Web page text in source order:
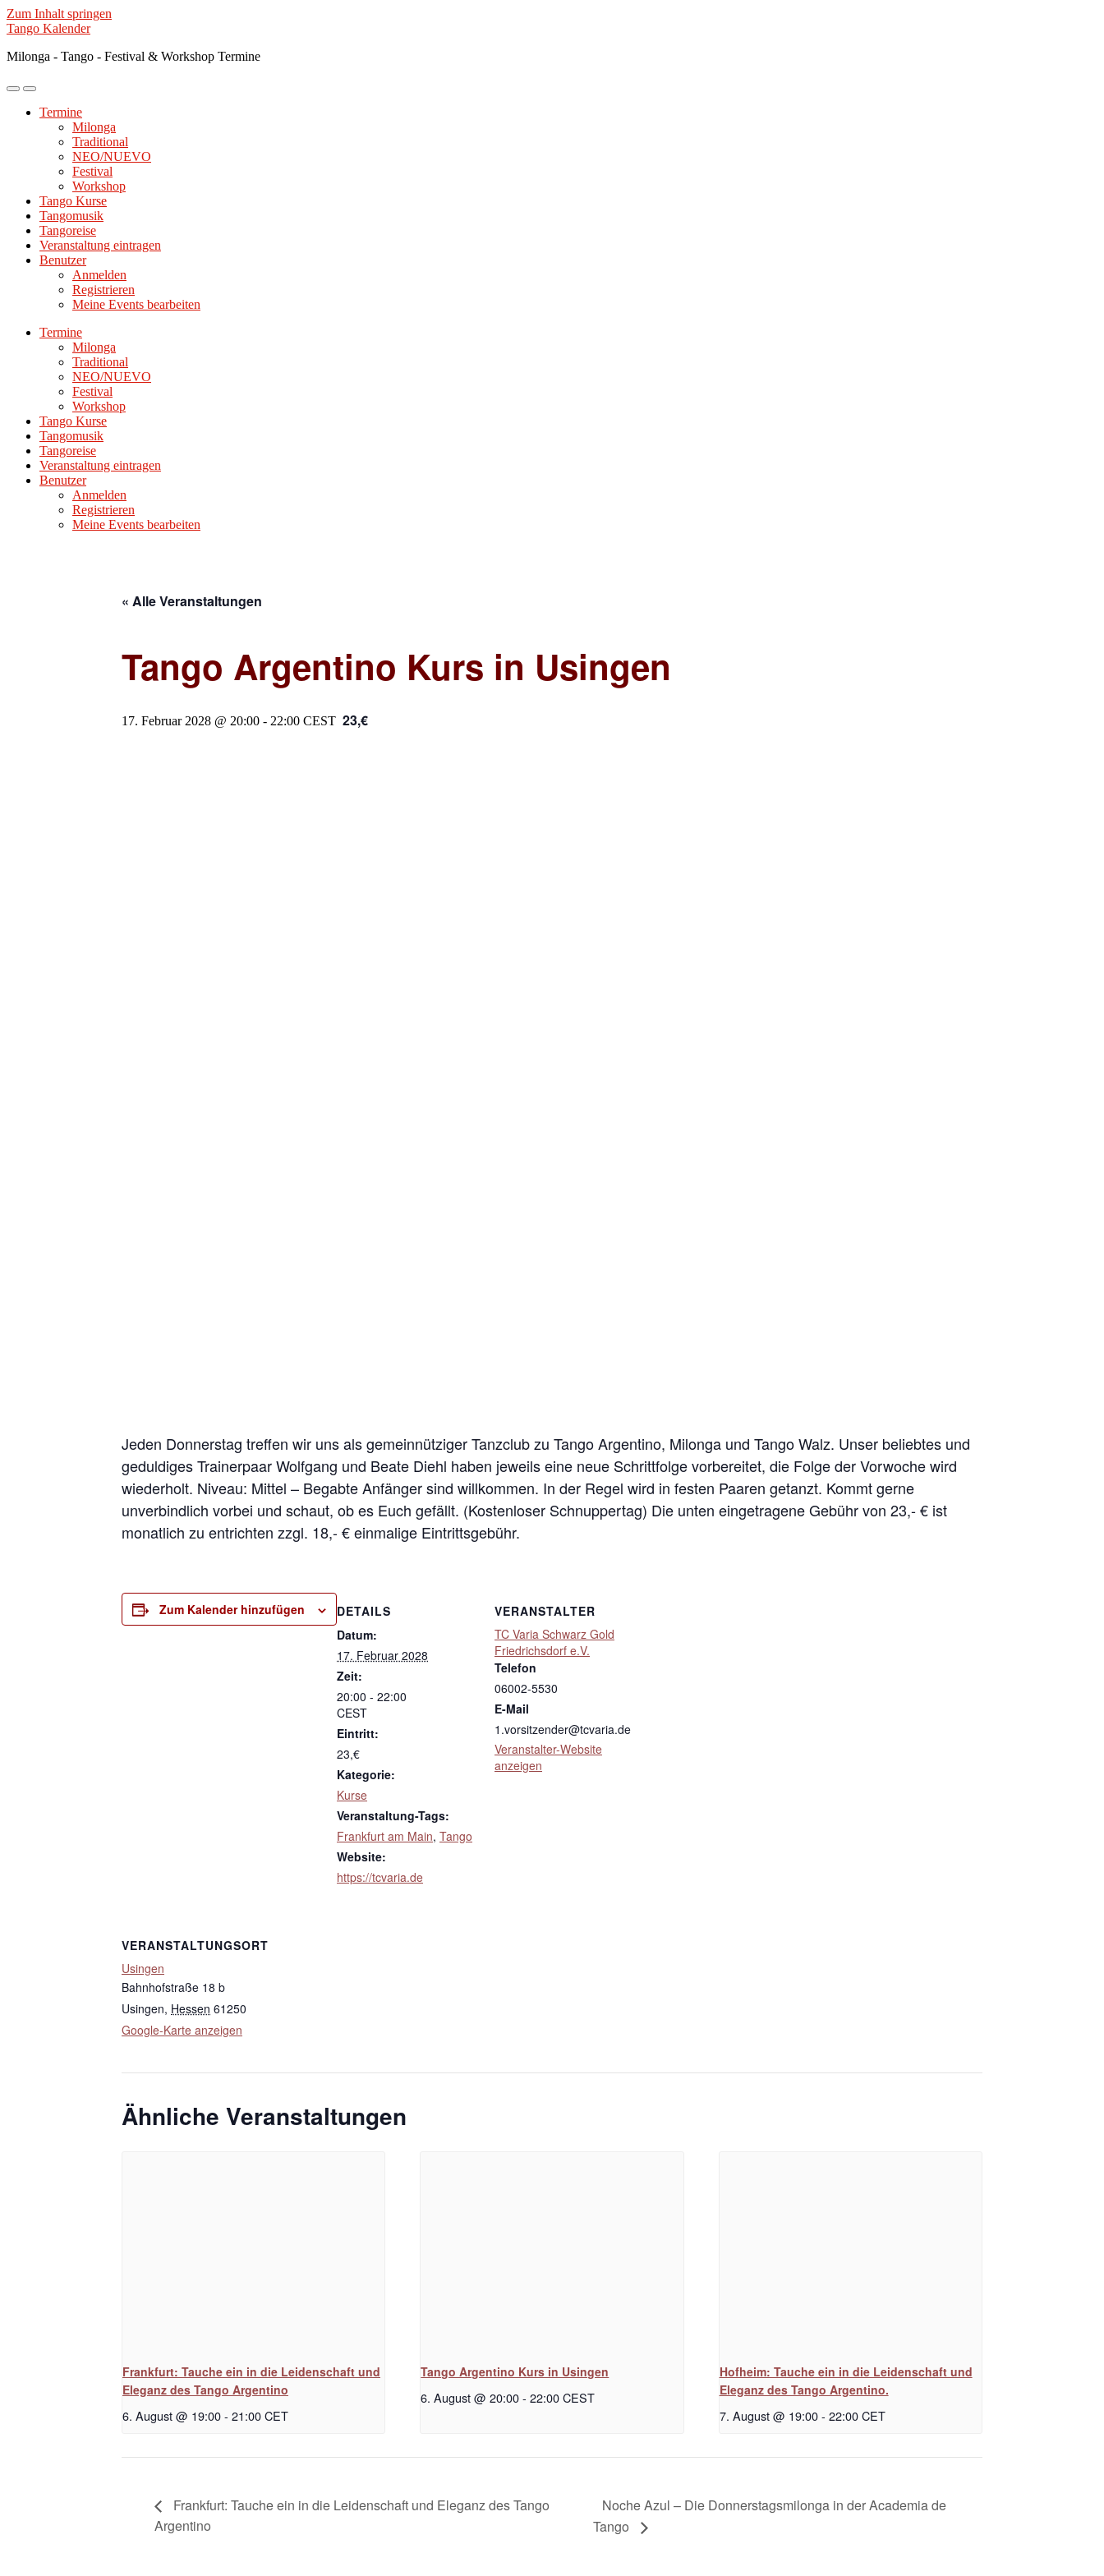
Zum Inhalt springen
Tango Kalender
Milonga - Tango - Festival & Workshop Termine
Mobile-
ein-/ausblenden
Suchfeld
ein-/ausblenden
Termine
Milonga
Traditional
NEO/NUEVO
Festival
Workshop
Tango Kurse
Tangomusik
Tangoreise
Veranstaltung eintragen
Benutzer
Anmelden
Registrieren
Meine Events bearbeiten
Termine
Milonga
Traditional
NEO/NUEVO
Festival
Workshop
Tango Kurse
Tangomusik
Tangoreise
Veranstaltung eintragen
Benutzer
Anmelden
Registrieren
Meine Events bearbeiten
« Alle Veranstaltungen
Tango Argentino Kurs in Usingen
17. Februar 2028 @ 20:00 - 22:00 CEST 23,€
Jeden Donnerstag treffen wir uns als gemeinnütziger Tanzclub zu Tango Argentino, Milonga und Tango Walz. Unser beliebtes und
geduldiges Trainerpaar Wolfgang und Beate Diehl haben jeweils eine neue Schrittfolge vorbereitet, die Folge der Vorwoche wird
wiederholt. Niveau: Mittel – Begabte Anfänger sind willkommen. In der Regel wird in festen Paaren getanzt. Kommt gerne
unverbindlich vorbei und schaut, ob es Euch gefällt. (Kostenloser Schnuppertag) Die unten eingetragene Gebühr von 23,- € ist
monatlich zu entrichten zzgl. 18,- € einmalige Eintrittsgebühr.
Zum Kalender hinzufügen
DETAILS
Datum:
17. Februar 2028
Zeit:
20:00 - 22:00
CEST
Eintritt:
23,€
Kategorie:
Kurse
Veranstaltung-Tags:
Frankfurt am Main, Tango
Website:
https://tcvaria.de
VERANSTALTER
TC Varia Schwarz Gold
Friedrichsdorf e.V.
Telefon
06002-5530
E-Mail
1.vorsitzender@tcvaria.de
Veranstalter-Website
anzeigen
VERANSTALTUNGSORT
Usingen
Bahnhofstraße 18 b
Usingen, Hessen 61250
Google-Karte anzeigen
Ähnliche Veranstaltungen
Frankfurt: Tauche ein in die Leidenschaft und
Eleganz des Tango Argentino
6. August @ 19:00- 21:00CET
Tango Argentino Kurs in Usingen
6. August @ 20:00 - 22:00 CEST
Hofheim: Tauche ein in die Leidenschaft und
Eleganz des Tango Argentino.
7. August @ 19:00 - 22:00 CET
Frankfurt: Tauche ein in die Leidenschaft und Eleganz des Tango
Argentino
Noche Azul – Die Donnerstagsmilonga in der Academia de
Tango